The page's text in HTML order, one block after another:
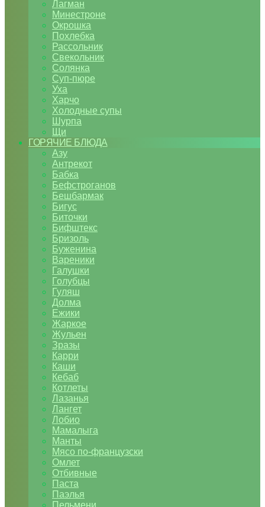
Лагман
Минестроне
Окрошка
Похлебка
Рассольник
Свекольник
Солянка
Суп-пюре
Уха
Харчо
Холодные супы
Шурпа
Щи
ГОРЯЧИЕ БЛЮДА
Азу
Антрекот
Бабка
Бефстроганов
Бешбармак
Бигус
Биточки
Бифштекс
Бризоль
Буженина
Вареники
Галушки
Голубцы
Гуляш
Долма
Ежики
Жаркое
Жульен
Зразы
Карри
Каши
Кебаб
Котлеты
Лазанья
Лангет
Лобио
Мамалыга
Манты
Мясо по-французски
Омлет
Отбивные
Паста
Паэлья
Пельмени